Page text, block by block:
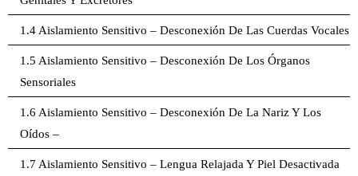
1.4 Aislamiento Sensitivo – Desconexión De Las Cuerdas Vocales
1.5 Aislamiento Sensitivo – Desconexión De Los Órganos
Sensoriales
1.6 Aislamiento Sensitivo – Desconexión De La Nariz Y Los
Oídos –
1.7 Aislamiento Sensitivo – Lengua Relajada Y Piel Desactivada